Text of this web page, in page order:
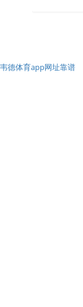
韦德体育app网址靠谱